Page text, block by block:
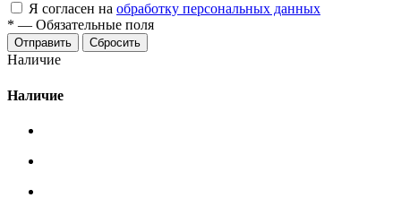
Я согласен на обработку персональных данных
* — Обязательные поля
Сбросить
Наличие
Наличие